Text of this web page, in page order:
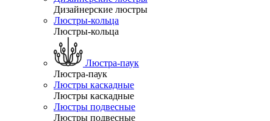
Дизайнерские люстры
Люстры-кольца
Люстры-кольца
Люстра-паук
Люстра-паук
Люстры каскадные
Люстры каскадные
Люстры подвесные
Люстры подвесные